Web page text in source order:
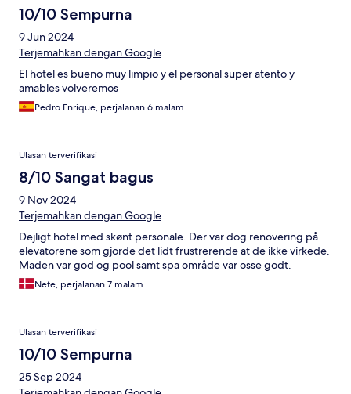
10/10 Sempurna
9 Jun 2024
Terjemahkan dengan Google
El hotel es bueno muy limpio y el personal super atento y
amables volveremos
Pedro Enrique, perjalanan 6 malam
Ulasan terverifikasi
8/10 Sangat bagus
9 Nov 2024
Terjemahkan dengan Google
Dejligt hotel med skønt personale. Der var dog renovering på
elevatorene som gjorde det lidt frustrerende at de ikke virkede.
Maden var god og pool samt spa område var osse godt.
Nete, perjalanan 7 malam
Ulasan terverifikasi
10/10 Sempurna
25 Sep 2024